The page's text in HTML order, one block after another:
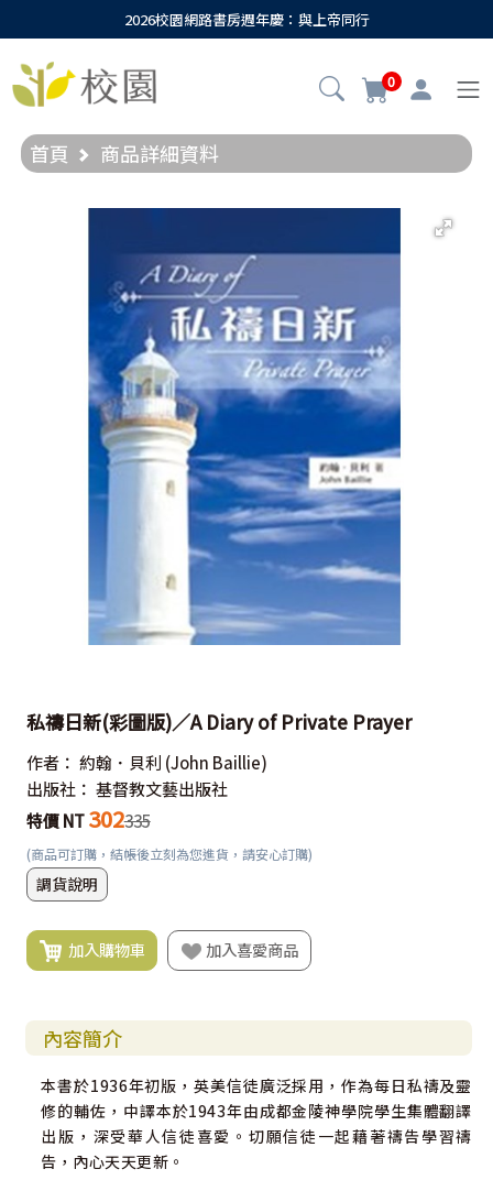
2026校園網路書房週年慶：與上帝同行
0
首頁 商品詳細資料
私禱日新(彩圖版)／A Diary of Private Prayer
作者： 約翰．貝利 (John Baillie)
出版社： 基督教文藝出版社
特價 NT 302335
(商品可訂購，結帳後立刻為您進貨，請安心訂購)
調貨說明
加入購物車 加入喜愛商品
內容簡介
本書於1936年初版，英美信徒廣泛採用，作為每日私禱及靈
修的輔佐，中譯本於1943年由成都金陵神學院學生集體翻譯
出版，深受華人信徒喜愛。切願信徒一起藉著禱告學習禱
告，內心天天更新。